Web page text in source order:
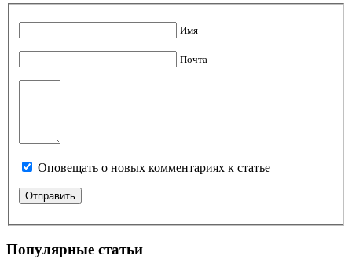
Имя
Почта
Оповещать о новых комментариях к статье
Популярные статьи